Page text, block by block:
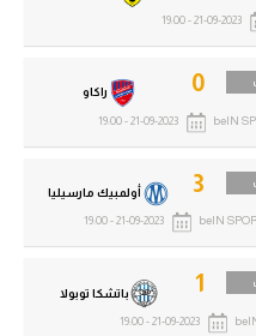
باتشكا توبولا 1
21-09-2023 - 19:00
أولمبيك مارسيليا 3
beIN
21-09-2023 - 19:00
راكاو 0
beIN
21-09-2023 - 19:00
21-09-2023 - 19:00